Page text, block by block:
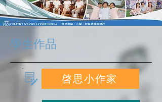
學生作品
啓思小作家